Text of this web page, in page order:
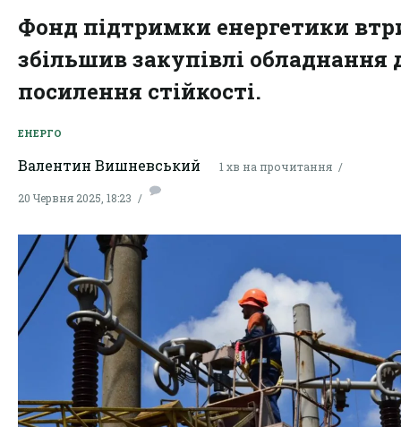
Фонд підтримки енергетики
збільшив закупівлі обладнання
посилення стійкості.
ЕНЕРГО
Валентин Вишневський 1 хв на прочитання
20 Червня 2025, 18:23